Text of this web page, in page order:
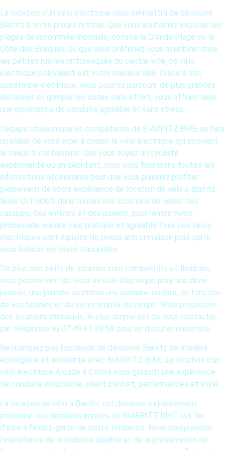
La location d’un vélo électrique vous permettra de découvrir
Biarritz à votre propre rythme. Que vous souhaitiez explorer les
plages de renommée mondiale, comme la Grande Plage ou la
Côte des Basques, ou que vous préfériez vous aventurer dans
les petites ruelles pittoresques du centre-ville, ce vélo
électrique polyvalent est votre meilleur allié. Grâce à son
assistance électrique, vous pourrez parcourir de plus grandes
distances et grimper les côtes sans effort, vous offrant ainsi
une expérience de conduite agréable et sans stress.
L’équipe chaleureuse et compétente de BIARRITZ BIKE se fera
un plaisir de vous aider à choisir le vélo électrique qui convient
le mieux à vos besoins. Que vous soyez un cycliste
expérimenté ou un débutant, nous vous fournirons toutes les
informations nécessaires pour que vous puissiez profiter
pleinement de votre expérience de location de vélo à Biarritz.
Nous OFFRONS dans toutes nos locations de vélos: des
casques, des antivols et des paniers, pour rendre votre
promenade encore plus pratique et agréable.Tous nos vélos
électriques sont équipés de pneus anti crevaison pour partir
vous balader en toute tranquillité.
De plus, nos tarifs de location sont compétitifs et flexibles,
vous permettant de louer un vélo électrique pour une demi
journée, une journée ou même une semaine entière, en fonction
de vos besoins et de votre emploi du temps. Nous proposons
des locations mensuels, le plus simple est de nous contacter
par téléphone au 07 49 61 38 68 pour en discuter ensemble.
Ne manquez pas l’occasion de découvrir Biarritz de manière
écologique et amusante avec BIARRITZ BIKE. La location d’un
vélo électrique Arcade e Colors vous garantit une expérience
de conduite inoubliable, alliant confort, performances et style.
La location de vélo à Biarritz est devenue extrêmement
populaire ces dernières années, et BIARRITZ BIKE est fier
d’être à l’avant-garde de cette tendance. Nous comprenons
l’importance de la mobilité durable et de la préservation de